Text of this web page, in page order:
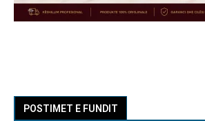
POSTIMET E FUNDIT